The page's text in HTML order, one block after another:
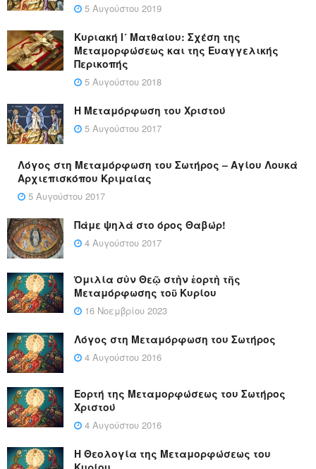
5 Αυγούστου 2019
Κυριακή Ι´ Ματθαίου: Σχέση της
Μεταμορφώσεως και της Ευαγγελικής
Περικοπής
5 Αυγούστου 2018
Η Μεταμόρφωση του Χριστού
5 Αυγούστου 2017
Λόγος στη Μεταμόρφωση του Σωτήρος – Αγίου Λουκά
Αρχιεπισκόπου Κριμαίας
5 Αυγούστου 2017
Πάμε ψηλά στο όρος Θαβώρ!
4 Αυγούστου 2017
Ὁμιλία σὺν Θεῷ στὴν ἑορτὴ τῆς
Μεταμόρφωσης τοῦ Κυρίου
16 Νοεμβρίου 2023
Λόγος στη Μεταμόρφωση του Σωτήρος
4 Αυγούστου 2016
Εορτή της Μεταμορφώσεως του Σωτήρος
Χριστού
4 Αυγούστου 2016
Η Θεολογία της Μεταμορφώσεως του